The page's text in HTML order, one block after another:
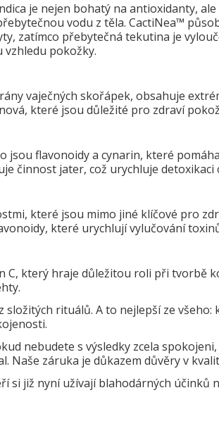
je nejen bohatý na antioxidanty,
vodu z těla. CactiNea™
zatímco přebytečná tekutina je
pokožky.
vaječných skořápek, obsahuje
které jsou důležité pro zdraví
jsou flavonoidy a cynarin, které
činnost jater, což urychluje detoxikaci
které jsou mimo jiné klíčové pro
které urychlují vylučování
C, který hraje důležitou roli při tvorbě
rituálů. A to nejlepší ze všeho:
nebudete s výsledky zcela
Naše záruka je důkazem důvěry v
si již nyní užívají blahodárných účinků